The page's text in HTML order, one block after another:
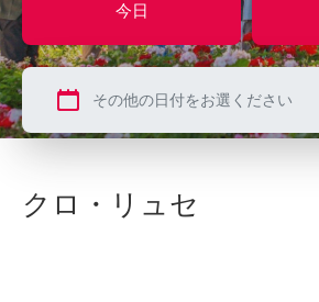
今日
クロ・リュセ